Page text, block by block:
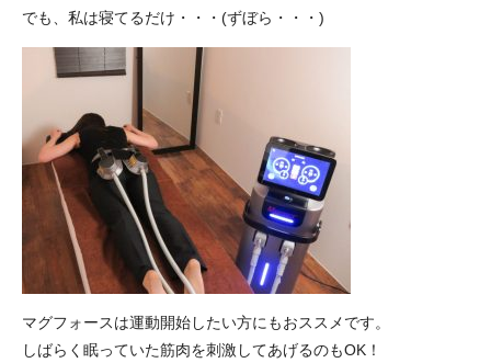
でも、私は寝てるだけ・・・(ずぼら・・・)
マグフォースは運動開始したい方にもおススメです。
しばらく眠っていた筋肉を刺激してあげるのもOK！